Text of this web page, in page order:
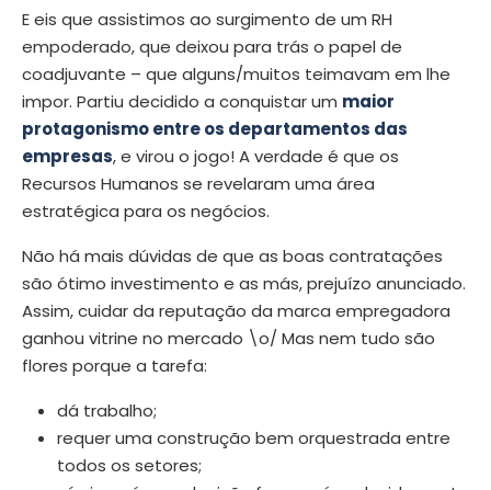
E eis que assistimos ao surgimento de um RH
empoderado, que deixou para trás o papel de
coadjuvante – que alguns/muitos teimavam em lhe
impor. Partiu decidido a conquistar um maior
protagonismo entre os departamentos das
empresas, e virou o jogo! A verdade é que os
Recursos Humanos se revelaram uma área
estratégica para os negócios.
Não há mais dúvidas de que as boas contratações
são ótimo investimento e as más, prejuízo anunciado.
Assim, cuidar da reputação da marca empregadora
ganhou vitrine no mercado \o/ Mas nem tudo são
flores porque a tarefa:
dá trabalho;
requer uma construção bem orquestrada entre
todos os setores;